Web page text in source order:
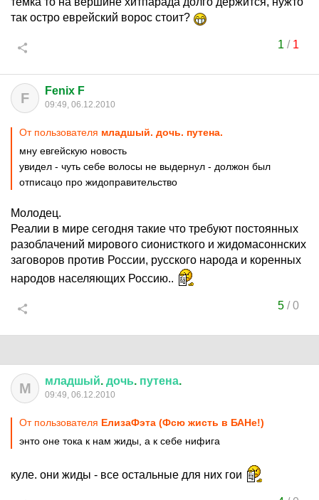
так остро еврейский ворос стоит?
1 / 1
F Fenix F
09:49, 06.12.2010
От пользователя младшый. дочь. путена.
мну евгейскую новость
увидел - чуть себе волосы не выдернул - должон был
отписацо про жидоправительство
Молодец.
Реалии в мире сегодня такие что требуют постоянных
разоблачений мирового сионисткого и жидомасоннских
заговоров против России, русского народа и коренных
народов населяющих Россию..
5/0
М младшый. дочь. путена.
09:49, 06.12.2010
От пользователя ЕлизаФэта (Фсю жисть в БАНе!)
энто оне тока к нам жиды, а к себе нифига
куле. они жиды - все остальные для них гои